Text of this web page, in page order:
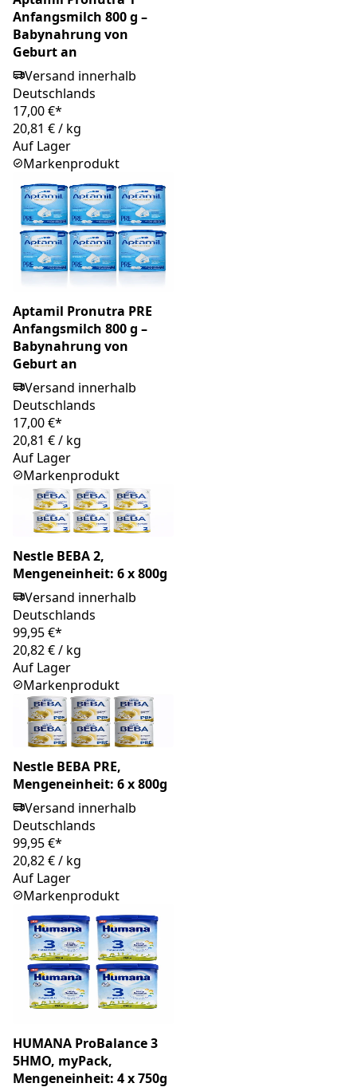
Anfangsmilch 800 g –
Babynahrung von
Geburt an
Versand innerhalb
Deutschlands
17,00 €*
20,81 €/ kg
Auf Lager
Markenprodukt
Aptamil Pronutra PRE
Anfangsmilch 800 g –
Babynahrung von
Geburt an
Versand innerhalb
Deutschlands
17,00 €*
20,81 €/ kg
Auf Lager
Markenprodukt
Nestle BEBA 2,
Mengeneinheit: 6 x 800g
Versand innerhalb
Deutschlands
99,95 €*
20,82 €/ kg
Auf Lager
Markenprodukt
Nestle BEBA PRE,
Mengeneinheit: 6 x 800g
Versand innerhalb
Deutschlands
99,95 €*
20,82 €/ kg
Auf Lager
Markenprodukt
HUMANA ProBalance 3
5HMO, myPack,
Mengeneinheit: 4 x 750g